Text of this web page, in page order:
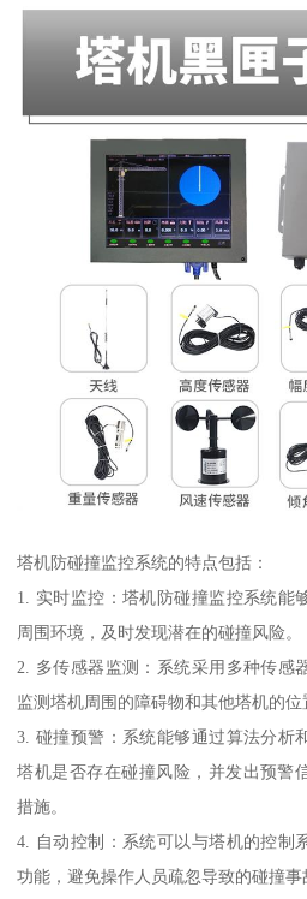
塔机防碰撞监控系统的特点包括：
1. 实时监控：塔机防碰撞监控系统能
周围环境，及时发现潜在的碰撞风险。
2. 多传感器监测：系统采用多种传感
监测塔机周围的障碍物和其他塔机的位
3. 碰撞预警：系统能够通过算法分析
塔机是否存在碰撞风险，并发出预警
措施。
4. 自动控制：系统可以与塔机的控制
功能，避免操作人员疏忽导致的碰撞事